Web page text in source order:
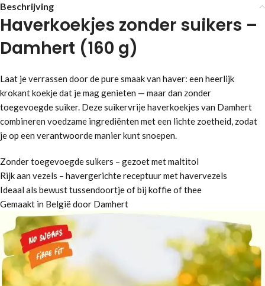
Beschrijving
Haverkoekjes zonder suikers –
Damhert (160 g)
Laat je verrassen door de pure smaak van haver: een heerlijk
krokant koekje dat je mag genieten — maar dan zonder
toegevoegde suiker. Deze suikervrije haverkoekjes van Damhert
combineren voedzame ingrediënten met een lichte zoetheid, zodat
je op een verantwoorde manier kunt snoepen.
Zonder toegevoegde suikers – gezoet met maltitol
Rijk aan vezels – havergerichte receptuur met havervezels
Ideaal als bewust tussendoortje of bij koffie of thee
Gemaakt in België door Damhert